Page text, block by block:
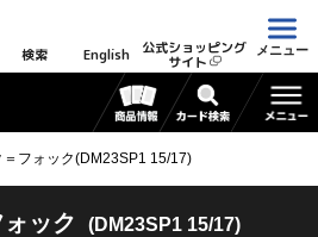
検索 English 公式ショッピング
サイト
メニュー
＝フォック(DM23SP1 15/17)
ック (DM23SP1 15/17)